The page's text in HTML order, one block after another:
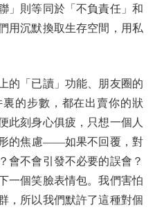
」則等同於「不負責任」和
用沉默換取生存空間，用私
「已讀」功能、朋友圈的
的步數，都在出賣你的狀
此刻身心俱疲，只想一個人
的焦慮——如果不回覆，對
會不會引發不必要的誤會？
一個笑臉表情包。我們害怕
，所以我們默許了這種對個